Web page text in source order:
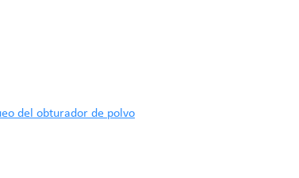
del obturador de polvo